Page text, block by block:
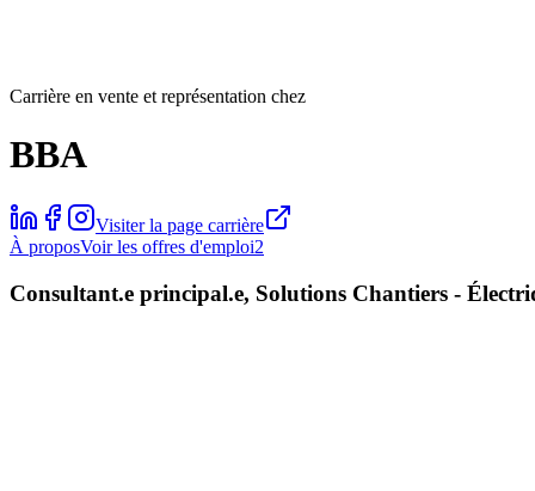
Carrière en vente et représentation chez
BBA
Visiter la page carrière
À proposVoir les offres d'emploi2
Consultant.e principal.e, Solutions Chantiers -